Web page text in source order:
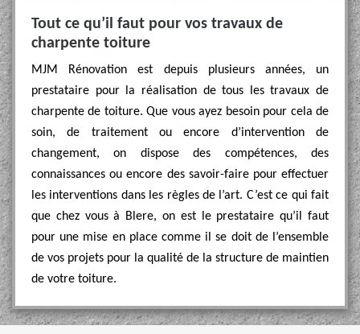
Tout ce qu’il faut pour vos travaux de
charpente toiture
MJM Rénovation est depuis plusieurs années, un
prestataire pour la réalisation de tous les travaux de
charpente de toiture. Que vous ayez besoin pour cela de
soin, de traitement ou encore d’intervention de
changement, on dispose des compétences, des
connaissances ou encore des savoir-faire pour effectuer
les interventions dans les règles de l’art. C’est ce qui fait
que chez vous à Blere, on est le prestataire qu’il faut
pour une mise en place comme il se doit de l’ensemble
de vos projets pour la qualité de la structure de maintien
de votre toiture.